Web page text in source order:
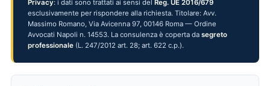
Privacy: i dati sono trattati ai sensi del Reg. UE 2016/679
esclusivamente per rispondere alla richiesta. Titolare: Avv.
Massimo Romano, Via Avicenna 97, 00146 Roma — Ordine
Avvocati Napoli n. 14553. La consulenza è coperta da segreto
professionale (L. 247/2012 art. 28; art. 622 c.p.).